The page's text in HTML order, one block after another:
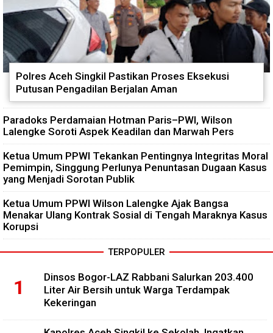
Polres Aceh Singkil Pastikan Proses Eksekusi
Putusan Pengadilan Berjalan Aman
Paradoks Perdamaian Hotman Paris–PWI, Wilson
Lalengke Soroti Aspek Keadilan dan Marwah Pers
Ketua Umum PPWI Tekankan Pentingnya Integritas Moral
Pemimpin, Singgung Perlunya Penuntasan Dugaan Kasus
yang Menjadi Sorotan Publik
Ketua Umum PPWI Wilson Lalengke Ajak Bangsa
Menakar Ulang Kontrak Sosial di Tengah Maraknya Kasus
Korupsi
TERPOPULER
Dinsos Bogor-LAZ Rabbani Salurkan 203.400
Liter Air Bersih untuk Warga Terdampak
Kekeringan